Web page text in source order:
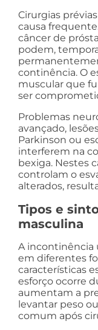
Cirurgias
causa
câncer de
podem,
continência. O
muscular que
ser
Problemas
avançado,
Parkinson ou
interferem na
bexiga. Nestes
controlam o
alterados,
Tipos e
masculina
A incontinência
em diferentes
características
esforço ocorre
aumentam a
levantar peso
comum após